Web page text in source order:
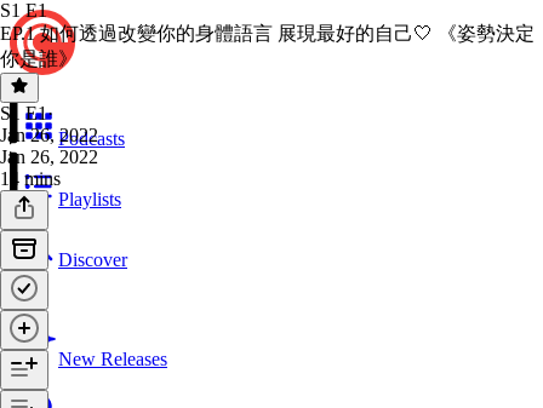
Podcasts
Playlists
Discover
New Releases
S1 E1
EP.1 如何透過改變你的身體語言 展現最好的自己🤍 《姿勢決定
你是誰》
S1 E1·
Jan 26, 2022
Jan 26, 2022
14 mins